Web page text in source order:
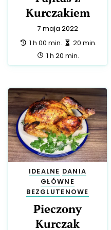
22 lutego 2024
10 min.
1 h 10 min.
TRADYCYJNE
POLSKIE DANIA
GŁÓWNE
NISKOLAKTOZOWE
Tradycyjne
Polskie Kotlety
Mielone